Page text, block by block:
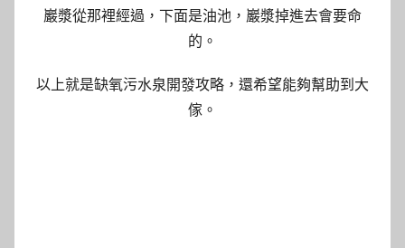
巖漿從那裡經過，下面是油池，巖漿掉進去會要命
的。
以上就是缺氧污水泉開發攻略，還希望能夠幫助到大
傢。